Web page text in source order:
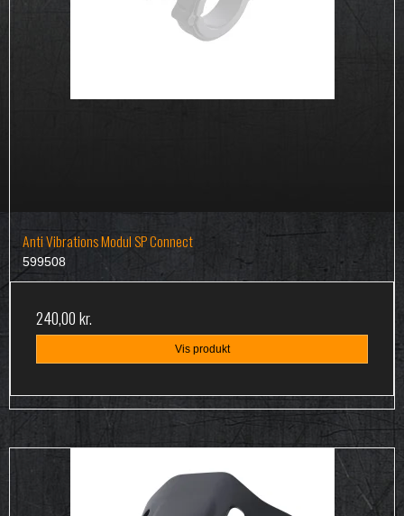
Anti Vibrations Modul SP Connect
599508
240,00 kr.
Vis produkt